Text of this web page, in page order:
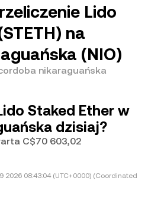
Lido
na
(NIO)
nikaraguańska
Staked Ether w
dzisiaj?
C$70 603,02
2026 08:43:04 (UTC+0000) (Coordinated